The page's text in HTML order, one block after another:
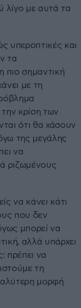
λίγο με αυτά τα
υπεροπτικές και
τα
πιο σημαντική
με τη
κρίση των
ότι θα χάσουν
της μεγάλης
να
ριζωμένους
να κάνει κάτι
που δεν
μπορεί να
αλλά υπάρχει
πρέπει να
τη
μορφή